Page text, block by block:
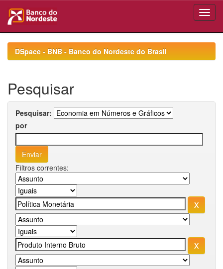
navigationDSpace - BNB - Banco do Nordeste do Brasil
Pesquisar
Pesquisar:
por
Filtros correntes: